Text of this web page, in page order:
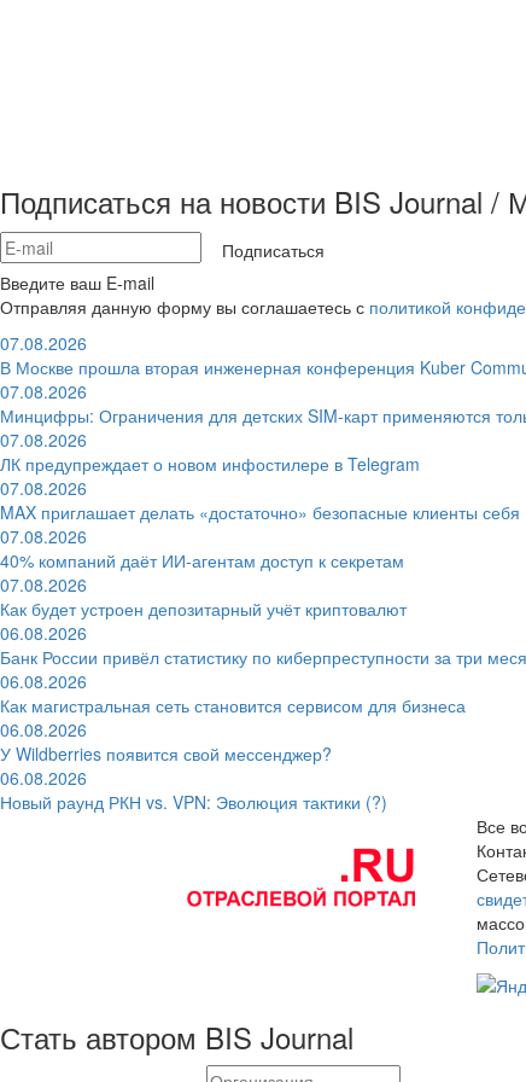
Подписаться на новости BIS Journal /
Подписаться
Введите ваш E-mail
Отправляя данную форму вы соглашаетесь с политикой
07.08.2026
В Москве прошла вторая инженерная конференция Kuber
07.08.2026
Минцифры: Ограничения для детских SIM-карт применяются
07.08.2026
ЛК предупреждает о новом инфостилере в Telegram
07.08.2026
MAX приглашает делать «достаточно» безопасные клиенты себя
07.08.2026
40% компаний даёт ИИ‑агентам доступ к секретам
07.08.2026
Как будет устроен депозитарный учёт криптовалют
06.08.2026
Банк России привёл статистику по киберпреступности за три
06.08.2026
Как магистральная сеть становится сервисом для бизнеса
06.08.2026
У Wildberries появится свой мессенджер?
06.08.2026
Новый раунд РКН vs. VPN: Эволюция тактики (?)
Все
Стать автором BIS Journal